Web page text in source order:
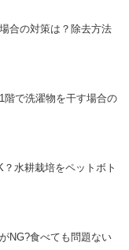
合の対策は？除去方法
階で洗濯物を干す場合の
水耕栽培をペットボト
NG?食べても問題ない